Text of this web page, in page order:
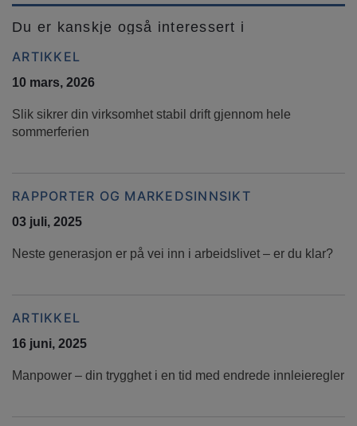
Du er kanskje også interessert i
ARTIKKEL
10 mars, 2026
Slik sikrer din virksomhet stabil drift gjennom hele
sommerferien
RAPPORTER OG MARKEDSINNSIKT
03 juli, 2025
Neste generasjon er på vei inn i arbeidslivet – er du klar?
ARTIKKEL
16 juni, 2025
Manpower – din trygghet i en tid med endrede innleieregler